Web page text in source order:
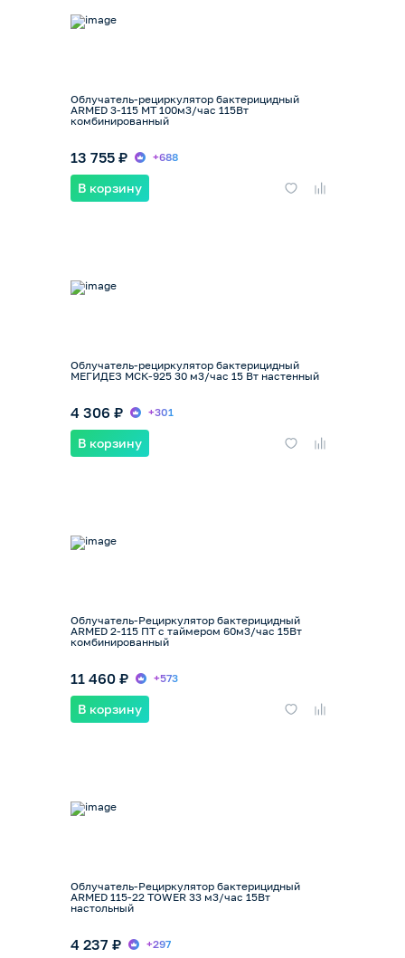
Облучатель-рециркулятор бактерицидный
ARMED 3-115 МТ 100м3/час 115Вт
комбинированный
13 755 ₽ +688
В корзину
Облучатель-рециркулятор бактерицидный
МЕГИДЕЗ МСК-925 30 м3/час 15 Вт настенный
4 306 ₽ +301
В корзину
Облучатель-Рециркулятор бактерицидный
ARMED 2-115 ПТ с таймером 60м3/час 15Вт
комбинированный
11 460 ₽ +573
В корзину
Облучатель-Рециркулятор бактерицидный
ARMED 115-22 TOWER 33 м3/час 15Вт
настольный
4 237 ₽ +297